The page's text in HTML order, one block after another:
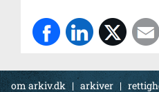
om arkiv.dk | arkiver |